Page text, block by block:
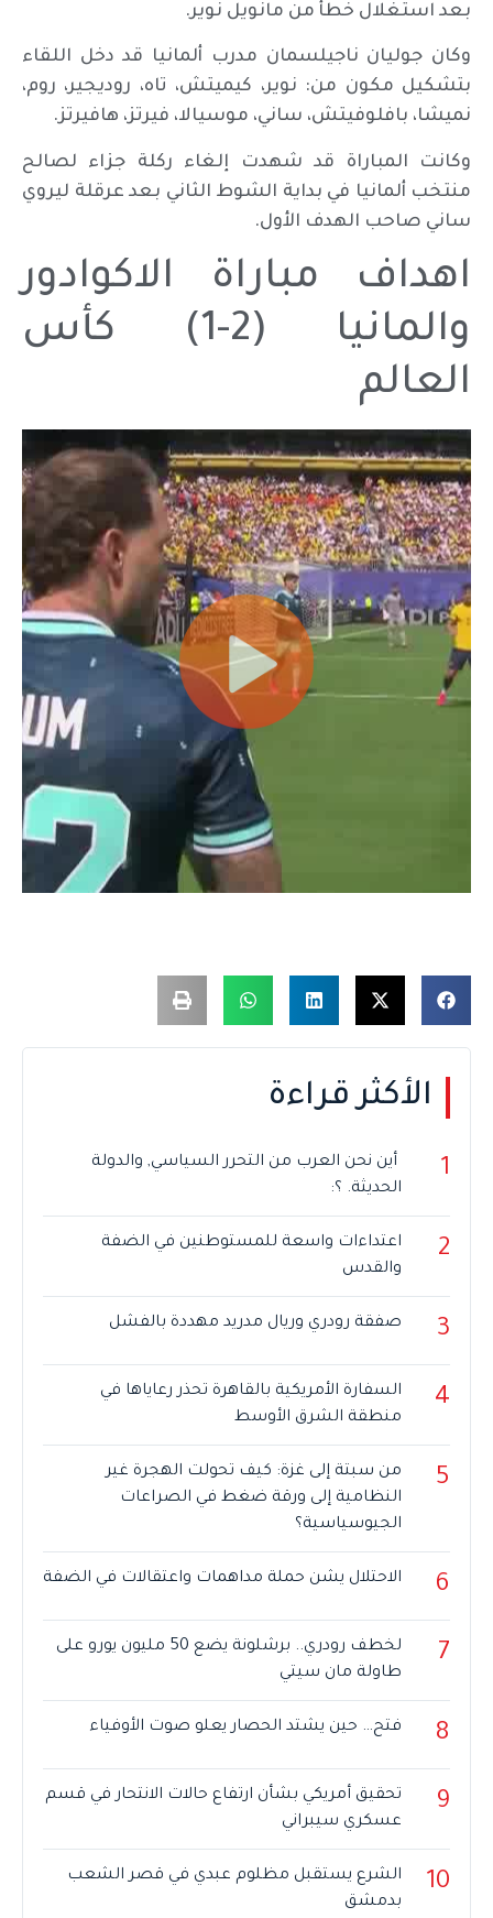
بعد استغلال خطأ من مانويل نوير.
وكان جوليان ناجيلسمان مدرب ألمانيا قد دخل اللقاء
بتشكيل مكون من: نوير، كيميتش، تاه، روديجير، روم،
نميشا، بافلوفيتش، ساني، موسيالا، فيرتز، هافيرتز.
وكانت المباراة قد شهدت إلغاء ركلة جزاء لصالح
منتخب ألمانيا في بداية الشوط الثاني بعد عرقلة ليروي
ساني صاحب الهدف الأول.
اهداف مباراة الاكوادور
والمانيا (2-1) كأس
العالم
الأكثر قراءة
1
أين نحن العرب من التحرر السياسي, والدولة
الحديثة. ؟:
2
اعتداءات واسعة للمستوطنين في الضفة
والقدس
3 صفقة رودري وريال مدريد مهددة بالفشل
4
السفارة الأمريكية بالقاهرة تحذر رعاياها في
منطقة الشرق الأوسط
5
من سبتة إلى غزة: كيف تحولت الهجرة غير
النظامية إلى ورقة ضغط في الصراعات
الجيوسياسية؟
6 الاحتلال يشن حملة مداهمات واعتقالات في الضفة
7
لخطف رودري.. برشلونة يضع 50 مليون يورو على
طاولة مان سيتي
8 فتح… حين يشتد الحصار يعلو صوت الأوفياء
9
تحقيق أمريكي بشأن ارتفاع حالات الانتحار في قسم
عسكري سيبراني
10
الشرع يستقبل مظلوم عبدي في قصر الشعب
بدمشق